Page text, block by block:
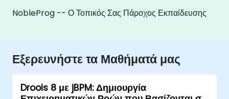
NobleProg -- Ο Τοπικός Σας Πάροχος Εκπαίδευσης
Εξερευνήστε τα Μαθήματά μας
Drools 8 με jBPM: Δημιουργία